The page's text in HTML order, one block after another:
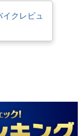
ンジ
年 Bonneville
・新登場
クレビュ